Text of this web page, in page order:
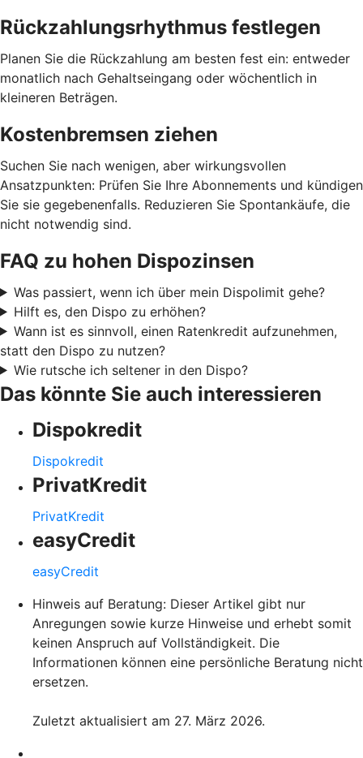
Rückzahlungsrhythmus festlegen
Planen Sie die Rückzahlung am besten fest ein: entweder
monatlich nach Gehaltseingang oder wöchentlich in
kleineren Beträgen.
Kostenbremsen ziehen
Suchen Sie nach wenigen, aber wirkungsvollen
Ansatzpunkten: Prüfen Sie Ihre Abonnements und kündigen
Sie sie gegebenenfalls. Reduzieren Sie Spontankäufe, die
nicht notwendig sind.
FAQ zu hohen Dispozinsen
Was passiert, wenn ich über mein Dispolimit gehe?
Hilft es, den Dispo zu erhöhen?
Wann ist es sinnvoll, einen Ratenkredit aufzunehmen,
statt den Dispo zu nutzen?
Wie rutsche ich seltener in den Dispo?
Das könnte Sie auch interessieren
Dispokredit
Dispokredit
PrivatKredit
PrivatKredit
easyCredit
easyCredit
Hinweis auf Beratung: Dieser Artikel gibt nur
Anregungen sowie kurze Hinweise und erhebt somit
keinen Anspruch auf Vollständigkeit. Die
Informationen können eine persönliche Beratung nicht
ersetzen.
Zuletzt aktualisiert am 27. März 2026.